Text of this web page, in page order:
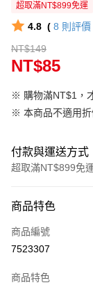
超取滿NT$899免運
4.8 ( 8 則評價
NT$149
NT$85
※ 購物滿NT$1，
※ 本商品不適用
付款與運送方式
超取滿NT$899免
信用卡一次付款
超商取貨付款
商品特色
商品編號
7523307
商品特色